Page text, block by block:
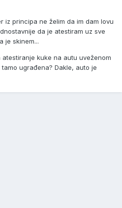
iz principa ne želim da im dam lovu
da je atestiram uz sve
je skinem...
kuke na autu uveženom
ugrađena? Dakle, auto je